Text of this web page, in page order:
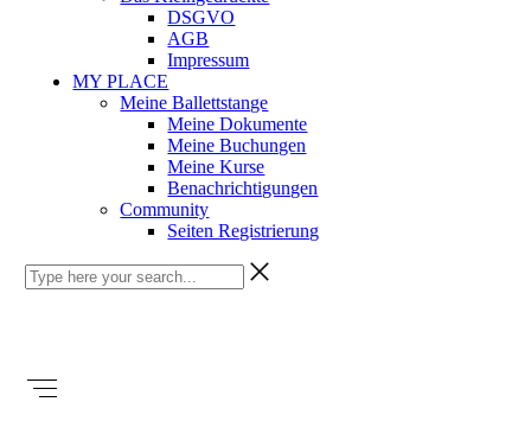
DSGVO
AGB
Impressum
MY PLACE
Meine Ballettstange
Meine Dokumente
Meine Buchungen
Meine Kurse
Benachrichtigungen
Community
Seiten Registrierung